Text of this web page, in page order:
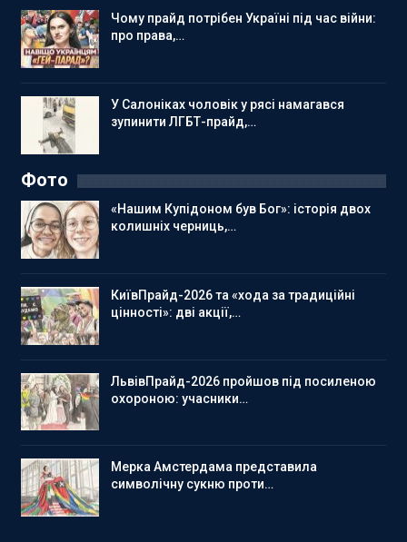
Чому прайд потрібен Україні під час війни:
про права,…
У Салоніках чоловік у рясі намагався
зупинити ЛГБТ-прайд,…
Фото
«Нашим Купідоном був Бог»: історія двох
колишніх черниць,…
КиївПрайд-2026 та «хода за традиційні
цінності»: дві акції,…
ЛьвівПрайд-2026 пройшов під посиленою
охороною: учасники…
Мерка Амстердама представила
символічну сукню проти…